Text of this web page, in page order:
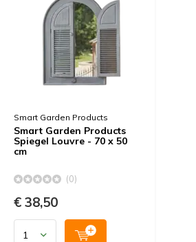
Smart Garden Products
Smart Garden Products
Spiegel Louvre - 70 x 50
cm
(0)
€ 38,50